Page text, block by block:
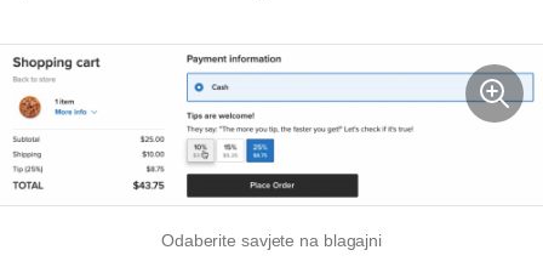
Odaberite savjete na blagajni